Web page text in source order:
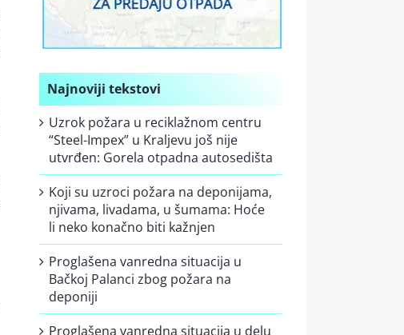
Najnoviji tekstovi
Uzrok požara u reciklažnom centru
“Steel-Impex” u Kraljevu još nije
utvrđen: Gorela otpadna autosedišta
Koji su uzroci požara na deponijama,
njivama, livadama, u šumama: Hoće
li neko konačno biti kažnjen
Proglašena vanredna situacija u
Bačkoj Palanci zbog požara na
deponiji
Proglašena vanredna situacija u delu